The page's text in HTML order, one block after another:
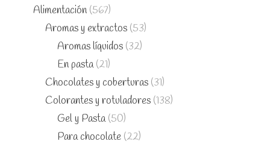
Alimentación (567)
Aromas y extractos (53)
Aromas líquidos (32)
En pasta (21)
Chocolates y coberturas (31)
Colorantes y rotuladores (138)
Gel y Pasta (50)
Para chocolate (22)